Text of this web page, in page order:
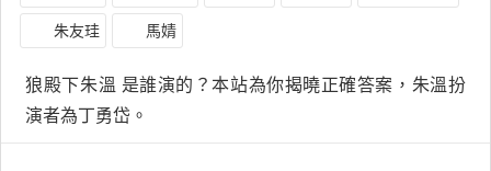
朱友珪 馬婧
狼殿下朱溫 是誰演的？本站為你揭曉正確答案，朱溫扮
演者為丁勇岱。